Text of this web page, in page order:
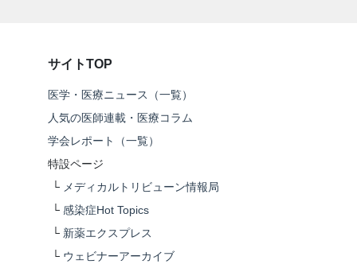
サイトTOP
医学・医療ニュース（一覧）
人気の医師連載・医療コラム
学会レポート（一覧）
特設ページ
└ メディカルトリビューン情報局
└ 感染症Hot Topics
└ 新薬エクスプレス
└ ウェビナーアーカイブ